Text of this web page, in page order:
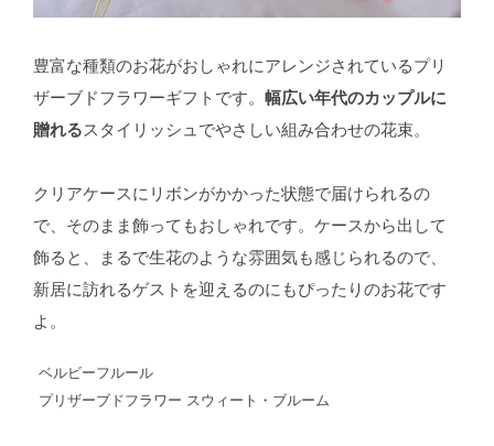
豊富な種類のお花がおしゃれにアレンジされているプリ
ザーブドフラワーギフトです。 幅広い年代のカップルに
贈れるスタイリッシュでやさしい組み合わせの花束。
クリアケースにリボンがかかった状態で届けられるの
で、そのまま飾ってもおしゃれです。ケースから出して
飾ると、まるで生花のような雰囲気も感じられるので、
新居に訪れるゲストを迎えるのにもぴったりのお花です
よ。
ベルビーフルール
プリザーブドフラワー スウィート・ブルーム